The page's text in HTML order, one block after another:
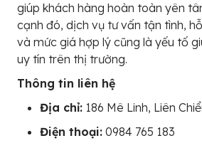
giúp khách hàng hoàn toàn yên
cạnh đó, dịch vụ tư vấn tận tình,
và mức giá hợp lý cũng là yếu tố
uy tín trên thị trường.
Thông tin liên hệ
Địa chỉ: 186 Mê Linh, Liên
Điện thoại: 0984 765 183